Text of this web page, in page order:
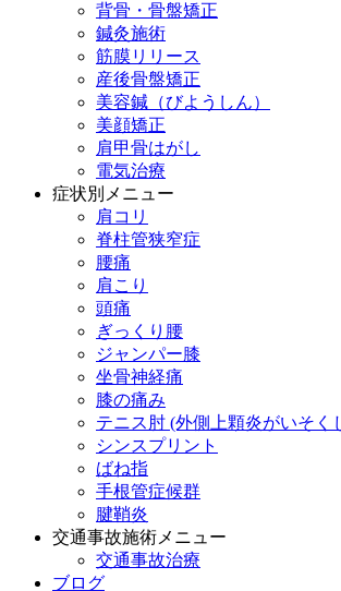
背骨・骨盤矯正
鍼灸施術
筋膜リリース
産後骨盤矯正
美容鍼（びようしん）
美顔矯正
肩甲骨はがし
電気治療
症状別メニュー
肩コリ
脊柱管狭窄症
腰痛
肩こり
頭痛
ぎっくり腰
ジャンパー膝
坐骨神経痛
膝の痛み
テニス肘 (外側上顆炎がいそく
シンスプリント
ばね指
手根管症候群
腱鞘炎
交通事故施術メニュー
交通事故治療
ブログ